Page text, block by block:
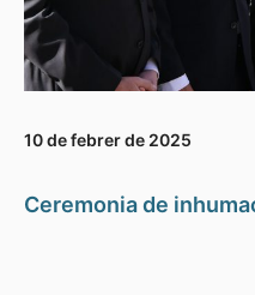
10 de febrer de 2025
Ceremonia de